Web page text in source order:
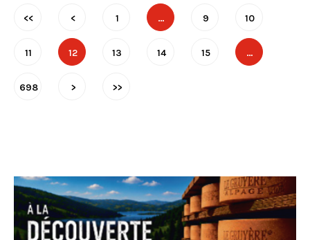
<< < 1 … 9 10
11 12 13 14 15 …
698 > >>